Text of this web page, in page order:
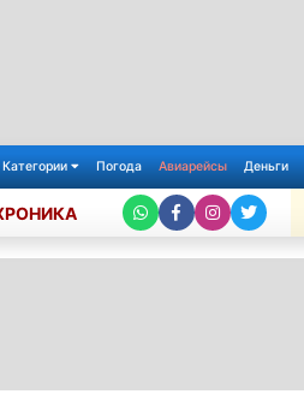
Категории Погода Авиарейсы Деньги